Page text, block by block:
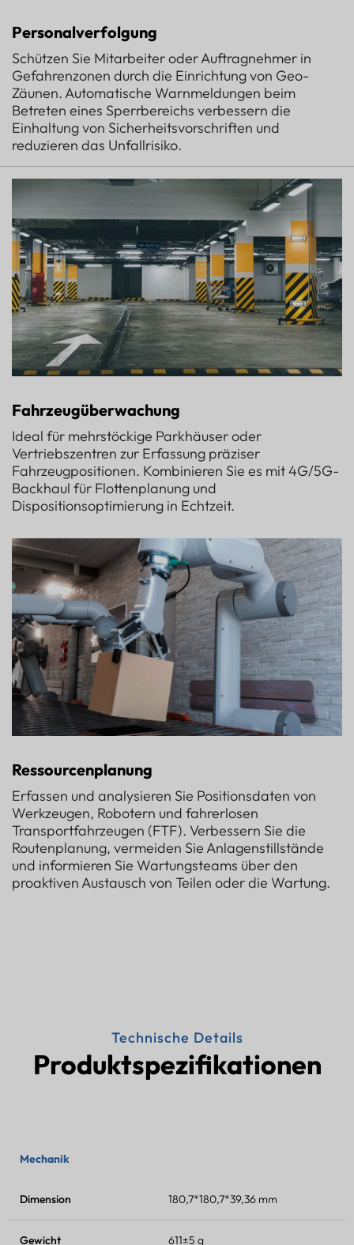
Personalverfolgung
Schützen Sie Mitarbeiter oder Auftragnehmer in
Gefahrenzonen durch die Einrichtung von Geo-
Zäunen. Automatische Warnmeldungen beim
Betreten eines Sperrbereichs verbessern die
Einhaltung von Sicherheitsvorschriften und
reduzieren das Unfallrisiko.
Fahrzeugüberwachung
Ideal für mehrstöckige Parkhäuser oder
Vertriebszentren zur Erfassung präziser
Fahrzeugpositionen. Kombinieren Sie es mit 4G/5G-
Backhaul für Flottenplanung und
Dispositionsoptimierung in Echtzeit.
Ressourcenplanung
Erfassen und analysieren Sie Positionsdaten von
Werkzeugen, Robotern und fahrerlosen
Transportfahrzeugen (FTF). Verbessern Sie die
Routenplanung, vermeiden Sie Anlagenstillstände
und informieren Sie Wartungsteams über den
proaktiven Austausch von Teilen oder die Wartung.
Technische Details
Produktspezifikationen
Mechanik
Dimension 180,7*180,7*39,36 mm
Gewicht 611±5 g